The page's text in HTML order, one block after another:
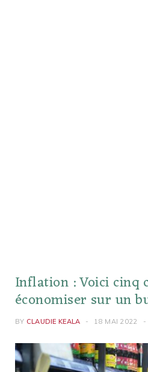
Inflation : Voici cinq
économiser sur un
BY CLAUDIE KEALA 18 MAI 2022